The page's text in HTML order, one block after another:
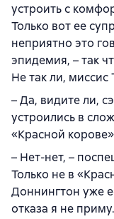
устроить с
Только вот ее
неприятно это
эпидемия, – так
Не так ли, миссис
– Да, видите ли,
устроились в
«Красной
– Нет-нет, –
Только не в
Доннингтон уже
отказа я не